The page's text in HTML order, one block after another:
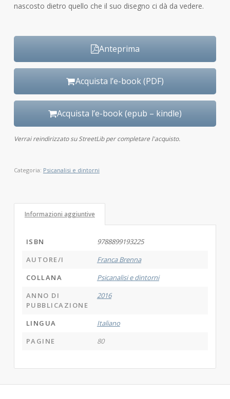
nascosto dietro quello che il suo disegno ci dà da vedere.
Anteprima
Acquista l’e-book (PDF)
Acquista l’e-book (epub – kindle)
Verrai reindirizzato su StreetLib per completare l'acquisto.
Categoria: Psicanalisi e dintorni
Informazioni aggiuntive
ISBN
9788899193225
AUTORE/I
Franca Brenna
COLLANA
Psicanalisi e dintorni
ANNO DI
PUBBLICAZIONE
2016
LINGUA
Italiano
PAGINE
80